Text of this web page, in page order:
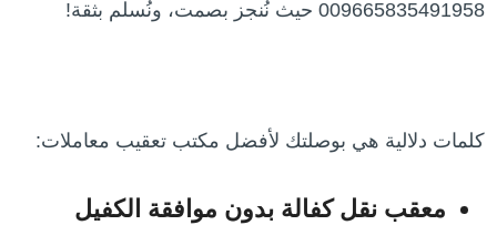
009665835491958 حيث نُنجز بصمت، ونُسلم بثقة!
كلمات دلالية هي بوصلتك لأفضل مكتب تعقيب معاملات:
معقب نقل كفالة بدون موافقة الكفيل